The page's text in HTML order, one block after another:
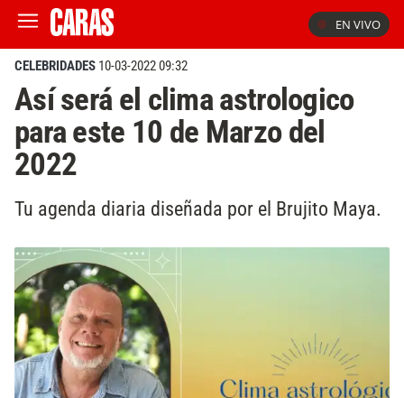
EN VIVO
CELEBRIDADES 10-03-2022 09:32
Así será el clima astrologico
para este 10 de Marzo del
2022
Tu agenda diaria diseñada por el Brujito Maya.